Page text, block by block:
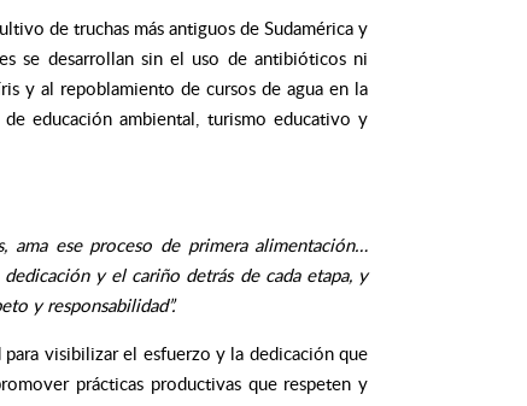
de truchas más antiguos de Sudamérica y
se desarrollan sin el uso de antibióticos ni
y al repoblamiento de cursos de agua en la
educación ambiental, turismo educativo y
ama ese proceso de primera alimentación…
y el cariño detrás de cada etapa, y
y responsabilidad”.
para visibilizar el esfuerzo y la dedicación que
prácticas productivas que respeten y